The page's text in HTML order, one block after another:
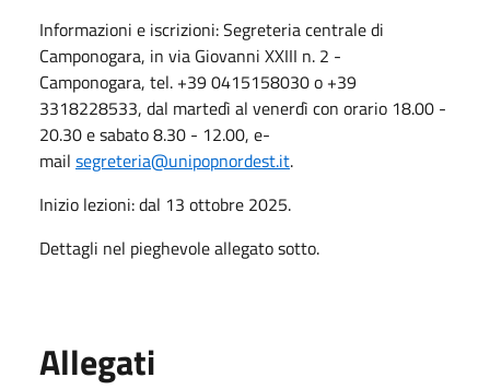
Informazioni e iscrizioni: Segreteria centrale di
Camponogara, in via Giovanni XXIII n. 2 -
Camponogara, tel. +39 0415158030 o +39
3318228533, dal martedì al venerdì con orario 18.00 -
20.30 e sabato 8.30 - 12.00, e-
mail segreteria@unipopnordest.it.
Inizio lezioni: dal 13 ottobre 2025.
Dettagli nel pieghevole allegato sotto.
Allegati